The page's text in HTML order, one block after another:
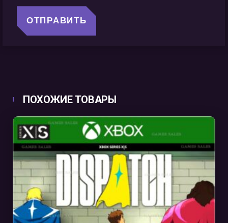
ПОХОЖИЕ ТОВАРЫ
В КОРЗИНУ